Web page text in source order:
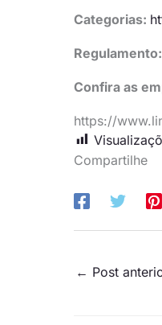
Categorias:
Regulamento:
Confira as
https://
Compartilhe
← Post